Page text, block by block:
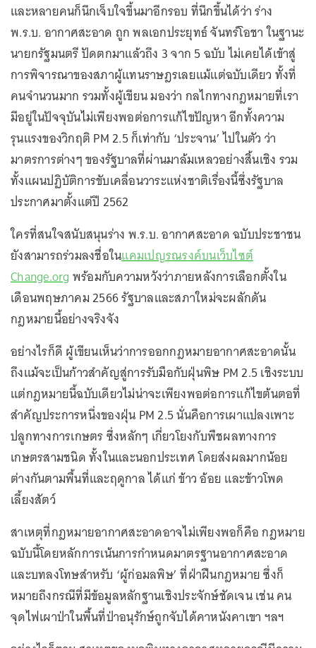
และหลายคนก็นึกเจ็บใจขึ้นมาอีกรอบ ที่นึกขึ้นได้ว่า ร่าง
พ.ร.บ. อากาศสะอาด ถูก พลเอกประยุทธ์ จันทร์โอชา ในฐานะ
นายกรัฐมนตรี ปัดตกมาแล้วถึง 3 จาก 5 ฉบับ ไม่เคยได้เข้าสู่
การพิจารณาของสภาผู้แทนราษฎรเลยแม้แต่ฉบับเดียว ทั้งที่
คนจำนวนมาก รวมทั้งผู้เขียน มองว่า กลไกทางกฎหมายที่เรา
มีอยู่ในปัจจุบันไม่เพียงพอต่อการแก้ไขปัญหา อีกทั้งความ
รุนแรงของวิกฤติ PM 2.5 ก็เท่ากับ ‘ประจาน’ ไปในตัว ว่า
มาตรการต่างๆ ของรัฐบาลที่ผ่านมาล้มเหลวอย่างสิ้นเชิง รวม
ทั้งแผนปฏิบัติการขับเคลื่อนวาระแห่งชาติเรื่องนี้ซึ่งรัฐบาล
ประกาศมาตั้งแต่ปี 2562
ใครที่สนใจสนับสนุนร่าง พ.ร.บ. อากาศสะอาด ฉบับประชาชน
ยังสามารถร่วมลงชื่อในแคมเปญรณรงค์บนเว็บไซต์
Change.org พร้อมกับความหวังว่าภายหลังการเลือกตั้งใน
เดือนพฤษภาคม 2566 รัฐบาลและสภาใหม่จะผลักดัน
กฎหมายนี้อย่างจริงจัง
อย่างไรก็ดี ผู้เขียนเห็นว่าการออกกฎหมายอากาศสะอาดนั้น
ถึงแม้จะเป็นก้าวสำคัญสู่การรับมือกับฝุ่นพิษ PM 2.5 เชิงระบบ
แต่กฎหมายนี้ฉบับเดียวไม่น่าจะเพียงพอต่อการแก้ไขต้นตอที่
สำคัญประการหนึ่งของฝุ่น PM 2.5 นั่นคือการเผาแปลงเพาะ
ปลูกทางการเกษตร ซึ่งหลักๆ เกี่ยวโยงกับพืชผลทางการ
เกษตรสามชนิด ทั้งในและนอกประเทศ โดยส่งผลมากน้อย
ต่างกันตามพื้นที่และฤดูกาล ได้แก่ ข้าว อ้อย และข้าวโพด
เลี้ยงสัตว์
สาเหตุที่กฎหมายอากาศสะอาดอาจไม่เพียงพอก็คือ กฎหมาย
ฉบับนี้โดยหลักการเน้นการกำหนดมาตรฐานอากาศสะอาด
และบทลงโทษสำหรับ ‘ผู้ก่อมลพิษ’ ที่ฝ่าฝืนกฎหมาย ซึ่งก็
หมายถึงกรณีที่มีข้อมูลหลักฐานเชิงประจักษ์ชัดเจน เช่น คน
จุดไฟเผาป่าในพื้นที่ป่าอนุรักษ์ถูกจับได้คาหนังคาเขา ฯลฯ